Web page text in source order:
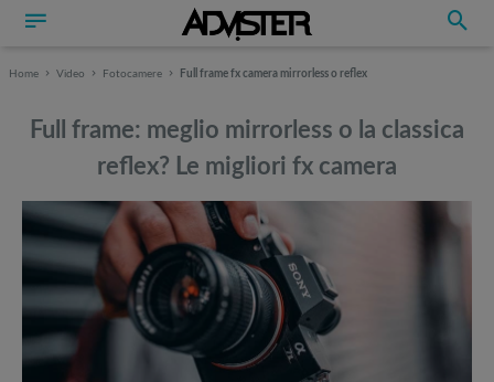
Home Video Fotocamere Full frame fx camera mirrorless o reflex
Full frame: meglio mirrorless o la classica
reflex? Le migliori fx camera